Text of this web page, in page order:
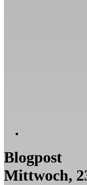
Blogpost
Mittwoch,